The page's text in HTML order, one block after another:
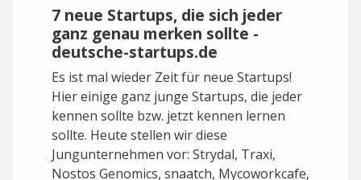
7 neue Startups, die sich jeder
ganz genau merken sollte -
deutsche-startups.de
Es ist mal wieder Zeit für neue Startups!
Hier einige ganz junge Startups, die jeder
kennen sollte bzw. jetzt kennen lernen
sollte. Heute stellen wir diese
Jungunternehmen vor: Strydal, Traxi,
Nostos Genomics, snaatch, Mycoworkcafe,